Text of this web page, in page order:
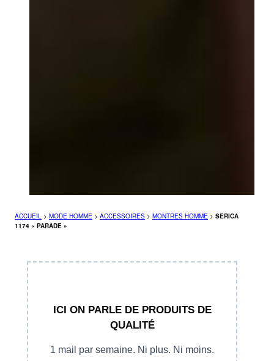
ACCUEIL > MODE HOMME > ACCESSOIRES > MONTRES HOMME > SERICA
1174 « PARADE »